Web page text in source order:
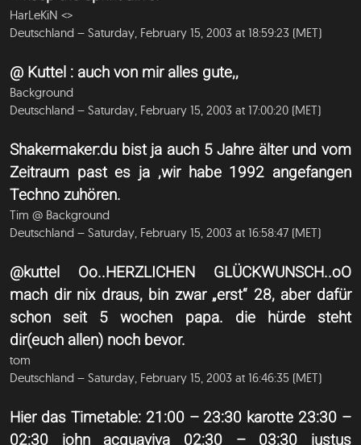
HarLeKiN <>
Deutschland – Saturday, February 15, 2003 at 18:59:23 (MET)
@ Kuttel : auch von mir alles gute,,
Background
Deutschland – Saturday, February 15, 2003 at 17:00:20 (MET)
Shakermaker:du bist ja auch 5 Jahre älter und vom
Zeitraum past es ja ,wir habe 1992 angefangen
Techno zuhören.
Tim @ Background
Deutschland – Saturday, February 15, 2003 at 16:58:47 (MET)
@kuttel Oo..HERZLICHEN GLÜCKWUNSCH..oO
mach dir nix draus, bin zwar „erst“ 28, aber dafür
schon seit 5 wochen papa. die hürde steht
dir(euch allen) noch bevor.
tom
Deutschland – Saturday, February 15, 2003 at 16:46:35 (MET)
Hier das Timetable: 21:00 – 23:30 karotte 23:30 –
02:30 john acquaviva 02:30 – 03:30 justus